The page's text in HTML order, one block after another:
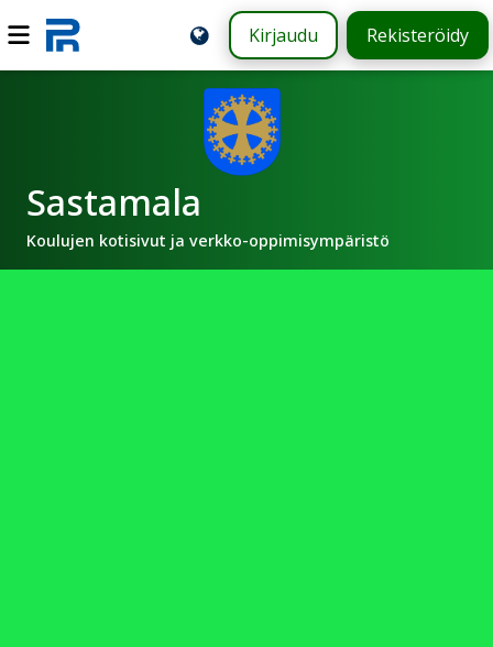
Kirjaudu Rekisteröidy
Sastamala
Koulujen kotisivut ja verkko-oppimisympäristö